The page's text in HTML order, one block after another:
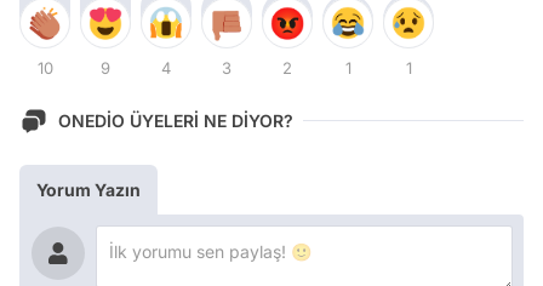
10 9 4 3 2 1 1
ONEDİO ÜYELERİ NE DİYOR?
Yorum Yazın